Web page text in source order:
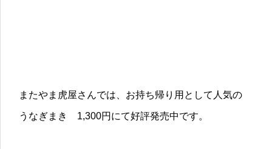
またやま虎屋さんでは、お持ち帰り用として人気の
うなぎまき 1,300円にて好評発売中です。